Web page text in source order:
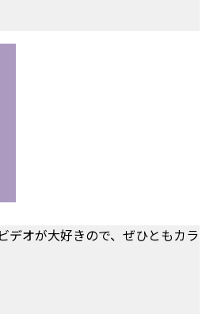
デオが大好きので、ぜひともカラ